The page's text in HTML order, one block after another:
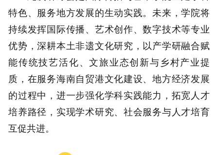
特色、服务地方发展的生动实践。未来，学院将
持续发挥国际传播、艺术创作、数字技术等专业
优势，深耕本土非遗文化研究，以产学研融合赋
能传统技艺活化、文旅业态创新与乡村产业提
质，在服务海南自贸港文化建设、地方经济发展
的过程中，进一步强化学科实践能力，拓宽人才
培养路径，实现学术研究、社会服务与人才培育
互促共进。